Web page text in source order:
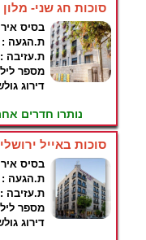
סוכות חג שני- מלון
בסיס
ת.הגעה :
ת.עזיבה :
מספר
דירוג
נותרו חדרים
סוכות באייל
בסיס
ת.הגעה :
ת.עזיבה :
מספר
דירוג